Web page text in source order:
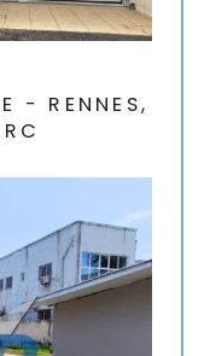
- RENNES,